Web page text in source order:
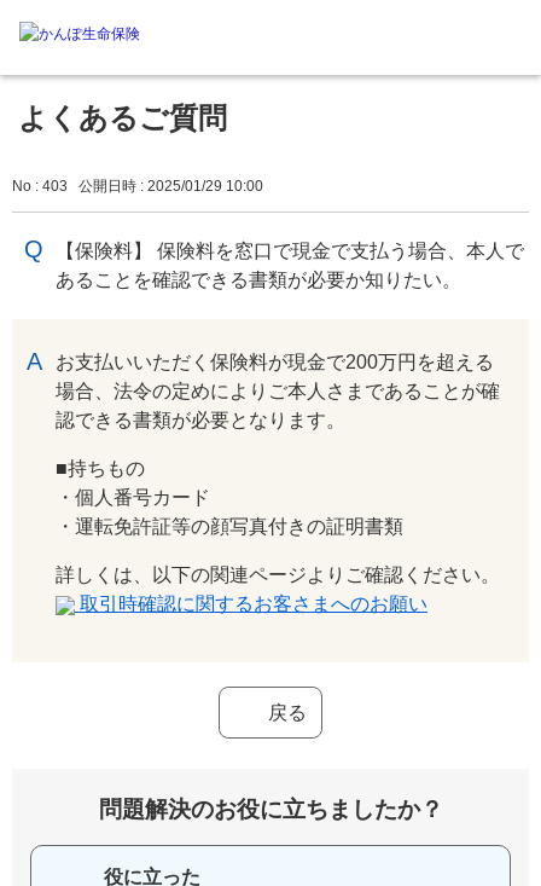
よくあるご質問
No : 403 公開日時 : 2025/01/29 10:00
【保険料】 保険料を窓口で現金で支払う場合、本人で
あることを確認できる書類が必要か知りたい。
お支払いいただく保険料が現金で200万円を超える
場合、法令の定めによりご本人さまであることが確
認できる書類が必要となります。
■持ちもの
・個人番号カード
・運転免許証等の顔写真付きの証明書類
詳しくは、以下の関連ページよりご確認ください。
取引時確認に関するお客さまへのお願い
戻る
問題解決のお役に立ちましたか？
役に立った